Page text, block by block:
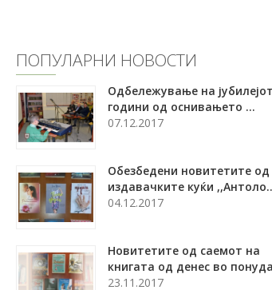
ПОПУЛАРНИ НОВОСТИ
Oдбележување на
години од оснивањето ...
07.12.2017
Обезбедени новитетите од
издавачките куќи
04.12.2017
Новитетите од саемот на
книгата од денес во
23.11.2017